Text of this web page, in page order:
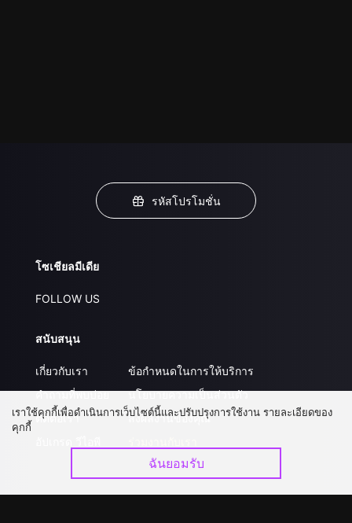
รหัสโปรโมชั่น
โซเชียลมีเดีย
FOLLOW US
สนับสนุน
เกี่ยวกับเรา
คำถามที่พบบ่อย
ติดต่อเรา
ข้อกำหนดในการให้บริการ
นโยบายความเป็นส่วนตัว
ส่งผลงานของคุณ
เราใช้คุกกี้เพื่อดำเนินการเว็บไซต์นี้และปรับปรุงการใช้งาน รายละเอียดของ
คุกกี้
ฉันยอมรับ